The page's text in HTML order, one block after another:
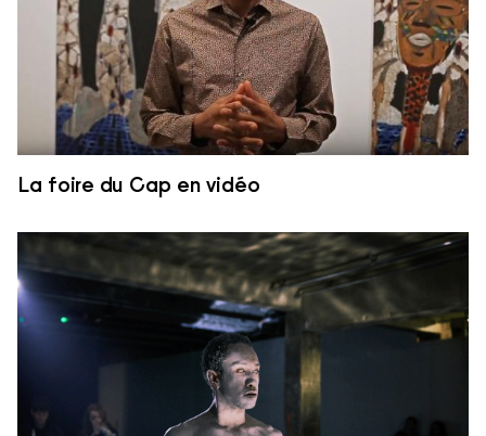
La foire du Cap en vidéo